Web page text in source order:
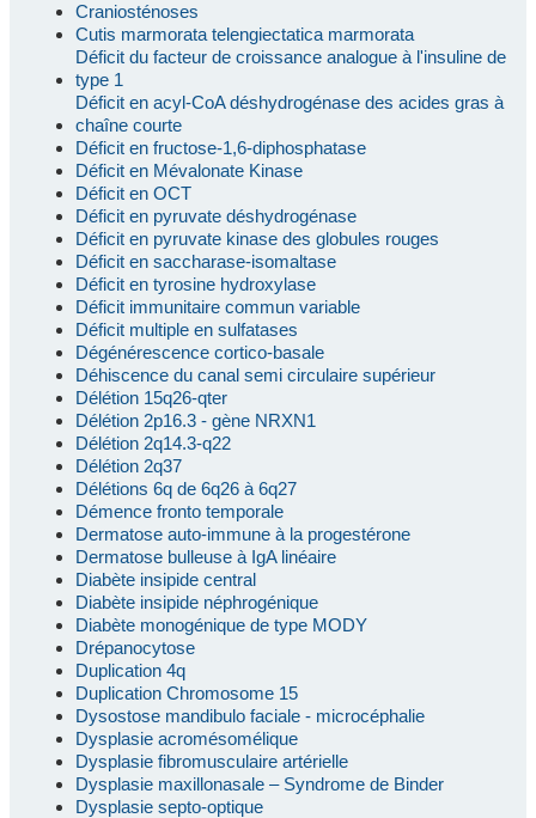
Craniosténoses
Cutis marmorata telengiectatica marmorata
Déficit du facteur de croissance analogue à l'insuline de
type 1
Déficit en acyl-CoA déshydrogénase des acides gras à
chaîne courte
Déficit en fructose-1,6-diphosphatase
Déficit en Mévalonate Kinase
Déficit en OCT
Déficit en pyruvate déshydrogénase
Déficit en pyruvate kinase des globules rouges
Déficit en saccharase-isomaltase
Déficit en tyrosine hydroxylase
Déficit immunitaire commun variable
Déficit multiple en sulfatases
Dégénérescence cortico-basale
Déhiscence du canal semi circulaire supérieur
Délétion 15q26-qter
Délétion 2p16.3 - gène NRXN1
Délétion 2q14.3-q22
Délétion 2q37
Délétions 6q de 6q26 à 6q27
Démence fronto temporale
Dermatose auto-immune à la progestérone
Dermatose bulleuse à IgA linéaire
Diabète insipide central
Diabète insipide néphrogénique
Diabète monogénique de type MODY
Drépanocytose
Duplication 4q
Duplication Chromosome 15
Dysostose mandibulo faciale - microcéphalie
Dysplasie acromésomélique
Dysplasie fibromusculaire artérielle
Dysplasie maxillonasale – Syndrome de Binder
Dysplasie septo-optique